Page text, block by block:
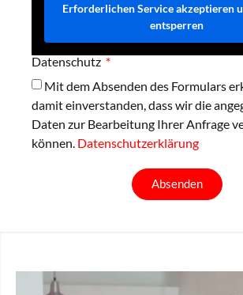
Erforderlichen Service akzeptieren
entsperren
Datenschutz
Mit dem Absenden des Formulars
damit einverstanden, dass wir die
Daten zur Bearbeitung Ihrer Anfrage
können. Datenschutzerklärung
Absenden